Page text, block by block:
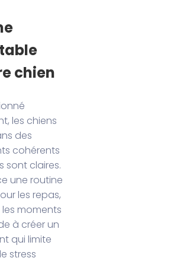
chien
les chiens
des
cohérents
sont claires.
une routine
les repas,
moments
à créer un
qui limite
stress